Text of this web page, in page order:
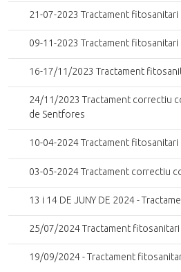
21-07-2023 Tractament fitosanitari
09-11-2023 Tractament
16-17/11/2023 Tractament
24/11/2023 Tractament correctiu
de Sentfores
10-04-2024 Tractament fitosanitari
03-05-2024 Tractament correctiu
13 i 14 DE JUNY DE 2024 -
25/07/2024 Tractament
19/09/2024 - Tractament